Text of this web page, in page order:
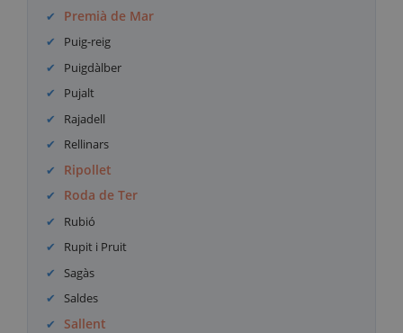
Premià de Mar
Puig-reig
Puigdàlber
Pujalt
Rajadell
Rellinars
Ripollet
Roda de Ter
Rubió
Rupit i Pruit
Sagàs
Saldes
Sallent